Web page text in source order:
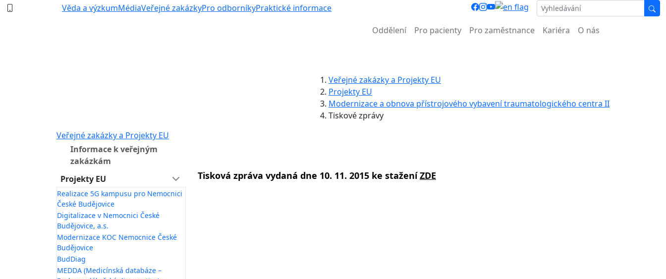
Věda a výzkumMédiaVeřejné zakázkyPro odborníkyPraktické informace
Oddělení Pro pacienty Pro zaměstnance Kariéra O nás
Veřejné zakázky a Projekty EU
Projekty EU
Modernizace a obnova přístrojového vybavení traumatologického centra II
Tiskové zprávy
Veřejné zakázky a Projekty EU
Informace k veřejným
zakázkám
Projekty EU
Realizace 5G kampusu pro Nemocnici
České Budějovice
Digitalizace v Nemocnici České
Budějovice, a.s.
Modernizace KOC Nemocnice České
Budějovice
BudDiag
MEDDA (Medicínská databáze –
Tisková zpráva vydaná dne 10. 11. 2015 ke staženíZDE